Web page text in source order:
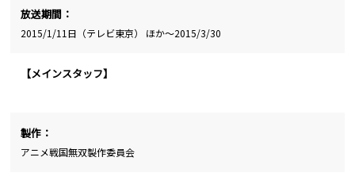
放送期間：
2015/1/11日（テレビ東京） ほか～2015/3/30
【メインスタッフ】
製作：
アニメ戦国無双製作委員会